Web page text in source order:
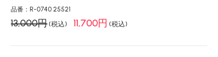
品番：R-0740 25521
13,000円(税込) 11,700円 (税込)